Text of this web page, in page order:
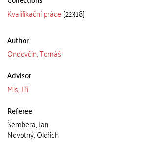
Kvalifikační práce [22318]
Author
Ondovčin, Tomáš
Advisor
Mls, Jiří
Referee
Šembera, Jan
Novotný, Oldřich